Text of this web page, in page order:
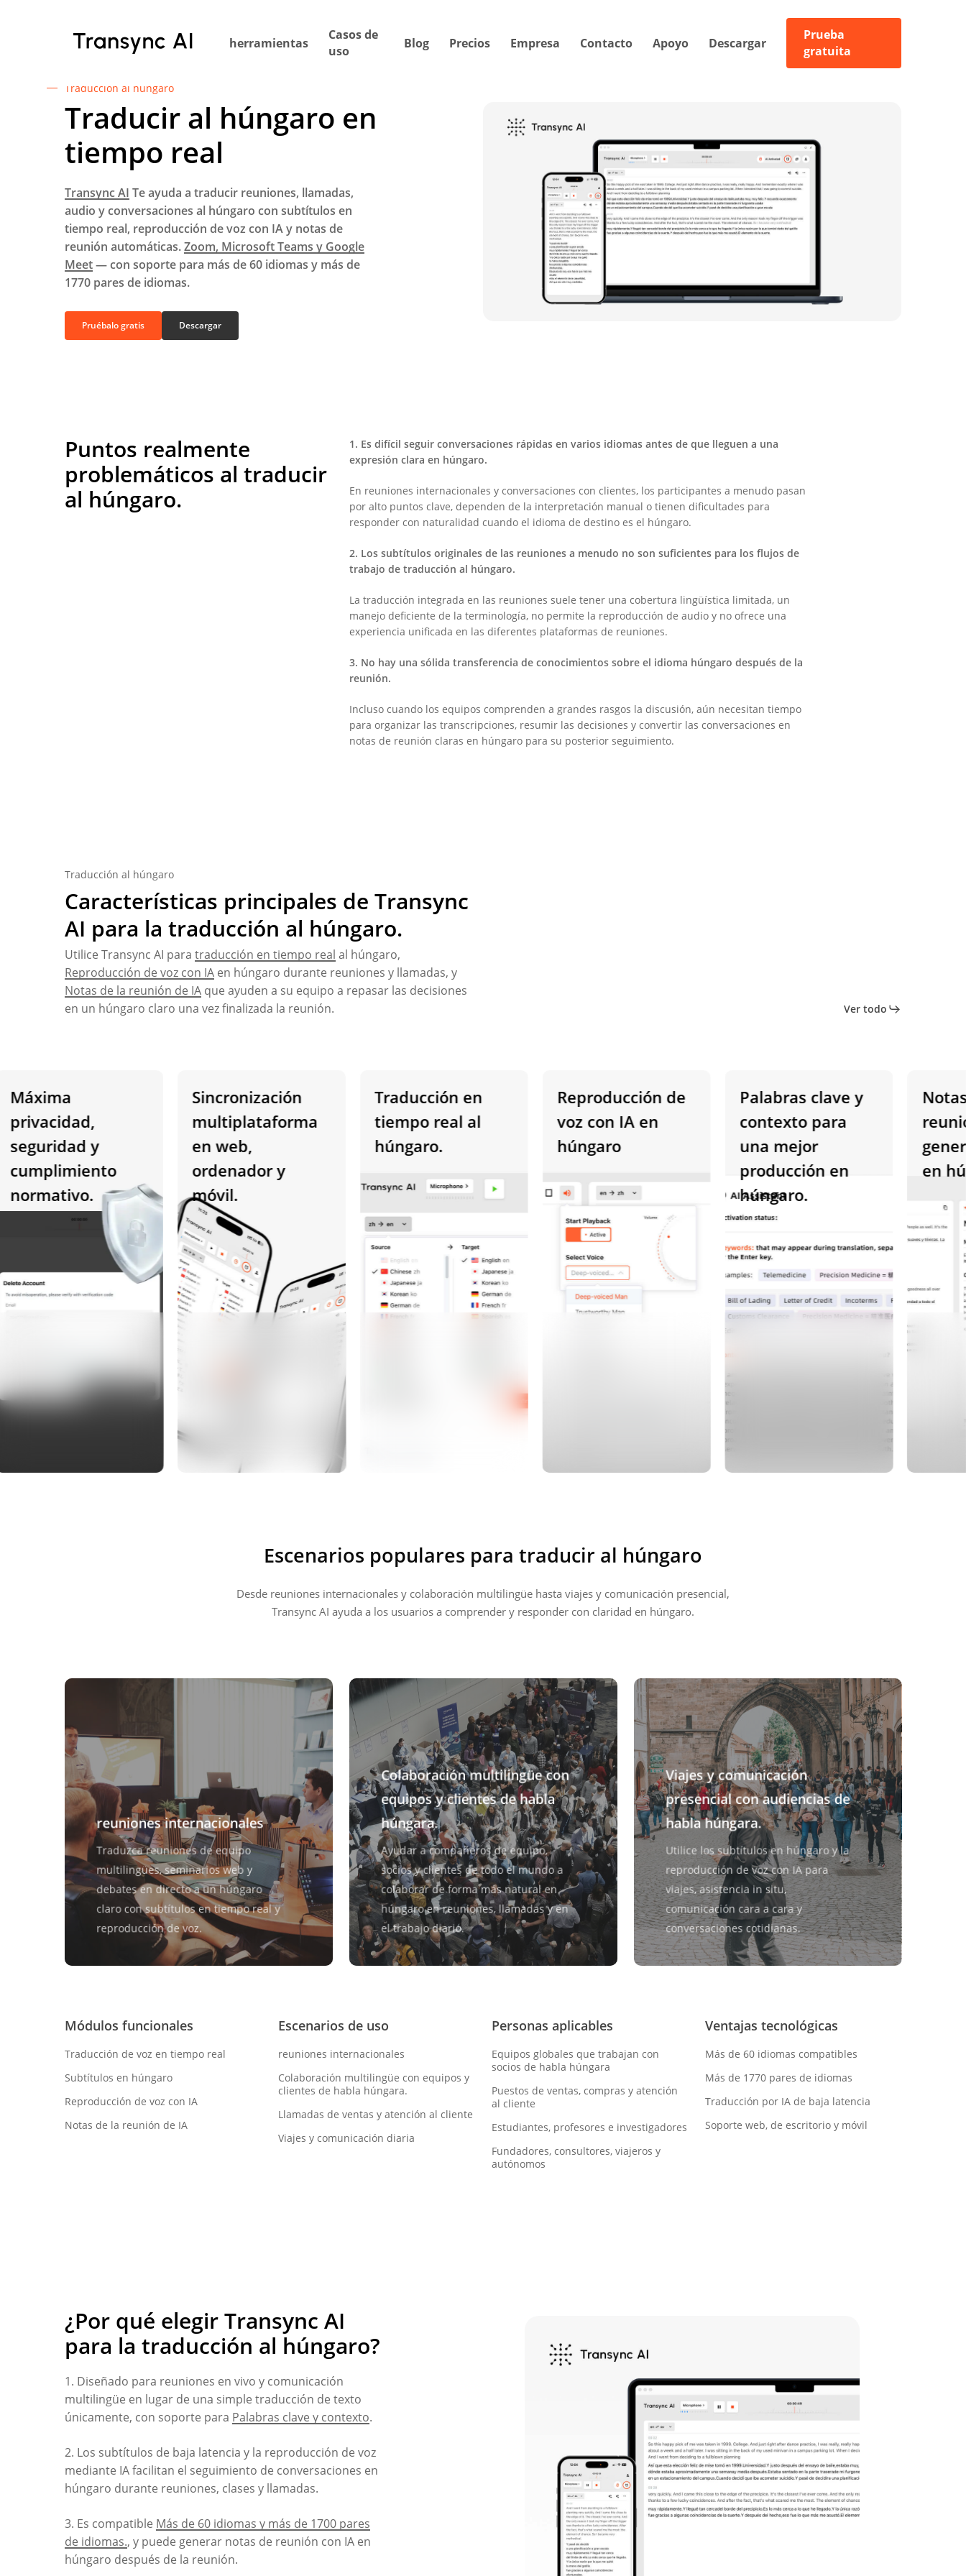
herramientas
Casos de
uso
Blog Precios Empresa Contacto Apoyo Descargar
Prueba
gratuita
Traducción al húngaro
Traducir al húngaro en
tiempo real
Transync AI Te ayuda a traducir reuniones, llamadas,
audio y conversaciones al húngaro con subtítulos en
tiempo real, reproducción de voz con IA y notas de
reunión automáticas.Zoom, Microsoft Teams y Google
Meet— con soporte para más de 60 idiomas y más de
1770 pares de idiomas.
Pruébalo gratis Descargar
Puntos realmente
problemáticos al traducir
al húngaro.
1. Es difícil seguir conversaciones rápidas en varios idiomas antes de que lleguen a una
expresión clara en húngaro.
En reuniones internacionales y conversaciones con clientes, los participantes a menudo pasan
por alto puntos clave, dependen de la interpretación manual o tienen dificultades para
responder con naturalidad cuando el idioma de destino es el húngaro.
2. Los subtítulos originales de las reuniones a menudo no son suficientes para los flujos de
trabajo de traducción al húngaro.
La traducción integrada en las reuniones suele tener una cobertura lingüística limitada, un
manejo deficiente de la terminología, no permite la reproducción de audio y no ofrece una
experiencia unificada en las diferentes plataformas de reuniones.
3. No hay una sólida transferencia de conocimientos sobre el idioma húngaro después de la
reunión.
Incluso cuando los equipos comprenden a grandes rasgos la discusión, aún necesitan tiempo
para organizar las transcripciones, resumir las decisiones y convertir las conversaciones en
notas de reunión claras en húngaro para su posterior seguimiento.
Traducción al húngaro
Características principales de Transync
AI para la traducción al húngaro.
Utilice Transync AI paratraducción en tiempo real al húngaro,
Reproducción de voz con IA en húngaro durante reuniones y llamadas, y
Notas de la reunión de IA que ayuden a su equipo a repasar las decisiones
en un húngaro claro una vez finalizada la reunión.
Ver todo
Traducción en
tiempo real al
húngaro.
Reproducción de
voz con IA en
húngaro
Palabras clave y
contexto para
una mejor
producción en
húngaro.
Notas
en
y
Sincronización
multiplataforma
en web,
ordenador y
móvil.
Escenarios populares para traducir al húngaro
Desde reuniones internacionales y colaboración multilingüe hasta viajes y comunicación presencial,
Transync AI ayuda a los usuarios a comprender y responder con claridad en húngaro.
reuniones internacionales
Traduzca reuniones de equipo
multilingües, seminarios web y
debates en directo a un húngaro
claro con subtítulos en tiempo real y
reproducción de voz.
Colaboración multilingüe con
equipos y clientes de habla
húngara.
Ayudar a compañeros de equipo,
socios y clientes de todo el mundo a
colaborar de forma más natural en
húngaro en reuniones, llamadas y en
el trabajo diario.
Viajes y comunicación
presencial con audiencias de
habla húngara.
Utilice los subtítulos en húngaro y la
reproducción de voz con IA para
viajes, asistencia in situ,
comunicación cara a cara y
conversaciones cotidianas.
Módulos funcionales
Traducción de voz en tiempo real
Subtítulos en húngaro
Reproducción de voz con IA
Notas de la reunión de IA
Escenarios de uso
reuniones internacionales
Colaboración multilingüe con equipos y
clientes de habla húngara.
Llamadas de ventas y atención al cliente
Viajes y comunicación diaria
Personas aplicables
Equipos globales que trabajan con
socios de habla húngara
Puestos de ventas, compras y atención
al cliente
Estudiantes, profesores e investigadores
Fundadores, consultores, viajeros y
autónomos
Ventajas tecnológicas
Más de 60 idiomas compatibles
Más de 1770 pares de idiomas
Traducción por IA de baja latencia
Soporte web, de escritorio y móvil
¿Por qué elegir Transync AI
para la traducción al húngaro?
1. Diseñado para reuniones en vivo y comunicación
multilingüe en lugar de una simple traducción de texto
únicamente, con soporte para Palabras clave y contexto.
2. Los subtítulos de baja latencia y la reproducción de voz
mediante IA facilitan el seguimiento de conversaciones en
húngaro durante reuniones, clases y llamadas.
3. Es compatible Más de 60 idiomas y más de 1700 pares
de idiomas., y puede generar notas de reunión con IA en
húngaro después de la reunión.